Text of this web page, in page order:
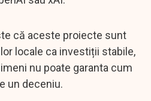
că aceste proiecte sunt
locale ca investiții stabile,
nu poate garanta cum
un deceniu.